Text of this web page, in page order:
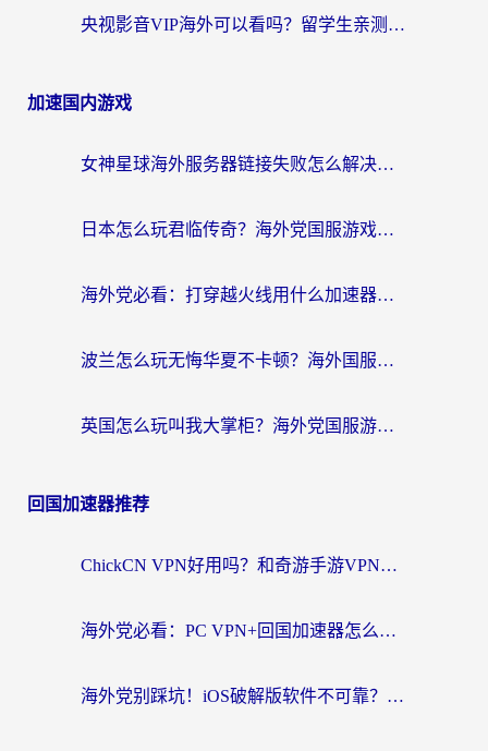
央视影音VIP海外可以看吗？留学生亲测有效的回国加速器选择指南
加速国内游戏
女神星球海外服务器链接失败怎么解决？海外党国服游戏加速避坑指南
日本怎么玩君临传奇？海外党国服游戏加速避坑指南（附菲律宾欧洲玩家实测）
海外党必看：打穿越火线用什么加速器？解决延迟卡顿，还能玩奇妙拼图世界和第五人格
波兰怎么玩无悔华夏不卡顿？海外国服游戏加速器终极指南（附征途2萤火突击解决方案）
英国怎么玩叫我大掌柜？海外党国服游戏加速避坑指南（附实测推荐）
回国加速器推荐
ChickCN VPN好用吗？和奇游手游VPN对比哪个回国效果更好？海外党亲测实用指南
海外党必看：PC VPN+回国加速器怎么选？无缝访问国内资源全攻略
海外党别踩坑！iOS破解版软件不可靠？教你选对回国加速器无缝看国内资源